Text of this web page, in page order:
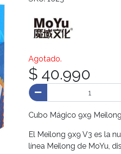
Agotado.
$ 40.990
Cubo Mágico 9x9
El Meilong 9x9 V3 es la
línea Meilong de MoYu,